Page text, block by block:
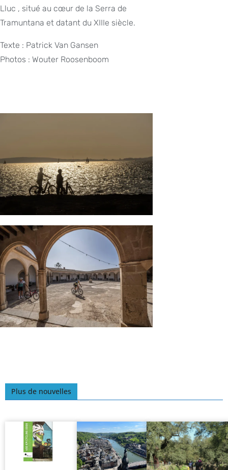
Lluc , situé au cœur de la Serra de
Tramuntana et datant du XIIIe siècle.
Texte : Patrick Van Gansen
Photos : Wouter Roosenboom
Plus de nouvelles